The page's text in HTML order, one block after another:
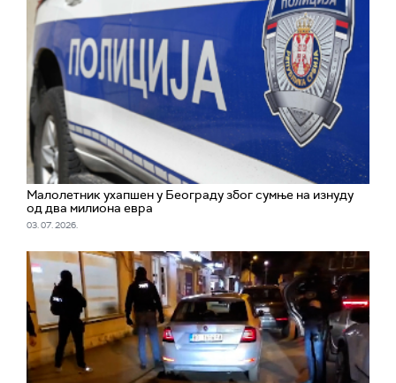
Малолетник ухапшен у Београду због сумње на изнуду
од два милиона евра
03. 07. 2026.